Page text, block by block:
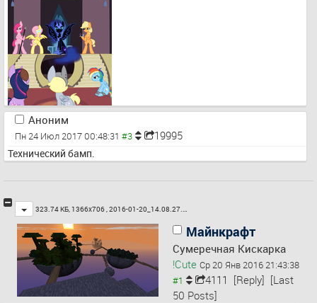
Аноним
Пн 24 Июл 2017 00:48:31 19995
Технический бамп.
Toggle
323.74 КБ, 1366x706 , 2016-01-20_14.08.27.…
Майнкрафт
Сумеречная Кискарка
!Cute Ср 20 Янв 2016 21:43:38
4111 [Reply] [Last
50 Posts]